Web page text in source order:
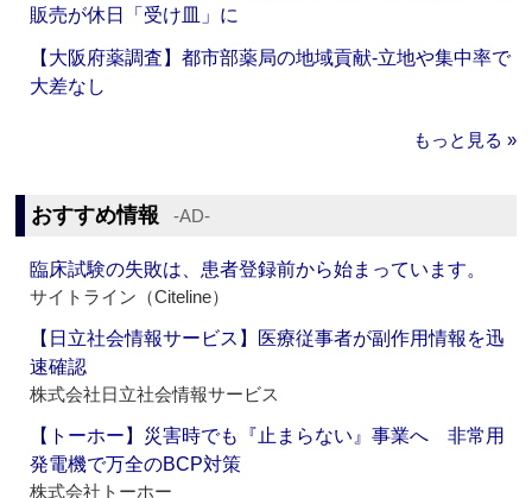
販売が休日「受け皿」に
【大阪府薬調査】都市部薬局の地域貢献‐立地や集中率で
大差なし
もっと見る »
おすすめ情報 ‐AD‐
臨床試験の失敗は、患者登録前から始まっています。
サイトライン（Citeline）
【日立社会情報サービス】医療従事者が副作用情報を迅
速確認
株式会社日立社会情報サービス
【トーホー】災害時でも『止まらない』事業へ 非常用
発電機で万全のBCP対策
株式会社トーホー